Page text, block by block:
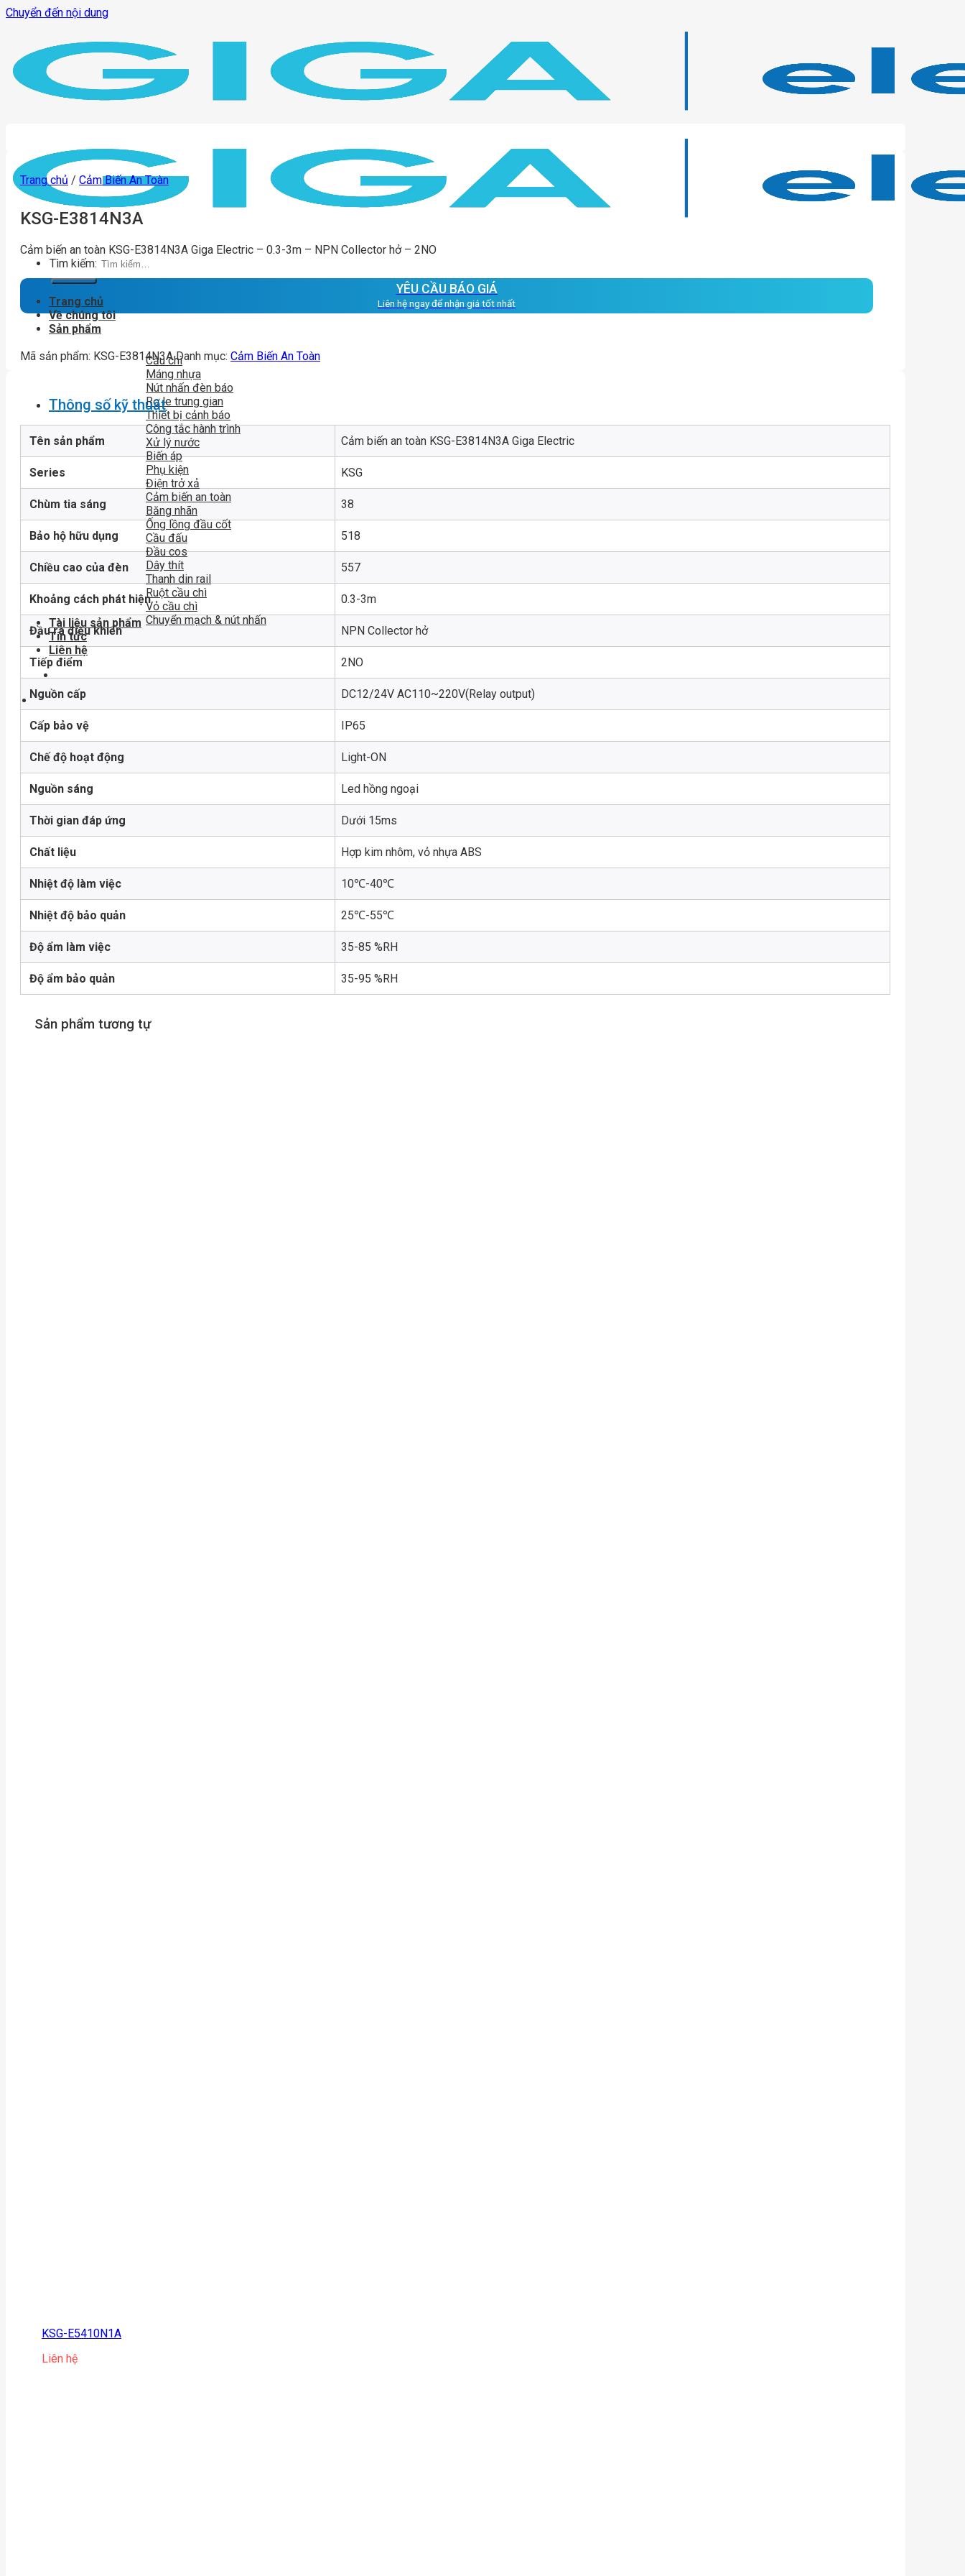
Chuyển đến nội dung
Tìm kiếm:
Trang chủ
Về chúng tôi
Sản phẩm
Cầu chì
Máng nhựa
Nút nhấn đèn báo
Rơ le trung gian
Thiết bị cảnh báo
Công tắc hành trình
Xử lý nước
Biến áp
Phụ kiện
Điện trở xả
Cảm biến an toàn
Băng nhãn
Ống lồng đầu cốt
Cầu đấu
Đầu cos
Dây thít
Thanh din rail
Ruột cầu chì
Vỏ cầu chì
Chuyển mạch & nút nhấn
Tài liệu sản phẩm
Tin tức
Liên hệ
Trang chủ / Cảm Biến An Toàn
KSG-E3814N3A
Cảm biến an toàn KSG-E3814N3A Giga Electric – 0.3-3m – NPN Collector hở – 2NO
YÊU CẦU BÁO GIÁ
Liên hệ ngay để nhận giá tốt nhất
Mã sản phẩm: KSG-E3814N3A Danh mục: Cảm Biến An Toàn
Thông số kỹ thuật
Tên sản phẩm Cảm biến an toàn KSG-E3814N3A Giga Electric
Series KSG
Chùm tia sáng 38
Bảo hộ hữu dụng 518
Chiều cao của đèn 557
Khoảng cách phát hiện 0.3-3m
Đầu ra điều khiển NPN Collector hở
Tiếp điểm 2NO
Nguồn cấp DC12/24V AC110~220V(Relay output)
Cấp bảo vệ IP65
Chế độ hoạt động Light-ON
Nguồn sáng Led hồng ngoại
Thời gian đáp ứng Dưới 15ms
Chất liệu Hợp kim nhôm, vỏ nhựa ABS
Nhiệt độ làm việc 10℃-40℃
Nhiệt độ bảo quản 25℃-55℃
Độ ẩm làm việc 35-85 %RH
Độ ẩm bảo quản 35-95 %RH
Sản phẩm tương tự
KSG-E5410N1A
Liên hệ